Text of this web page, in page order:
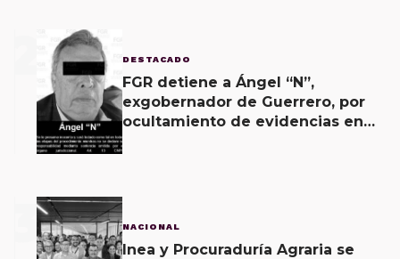
DESTACADO
FGR detiene a Ángel “N”,
exgobernador de Guerrero, por
ocultamiento de evidencias en
3 NACIONAL
Inea y Procuraduría Agraria se